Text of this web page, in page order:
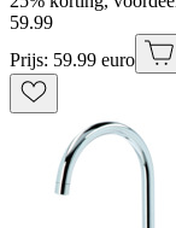
59.99
Prijs: 59.99 euro